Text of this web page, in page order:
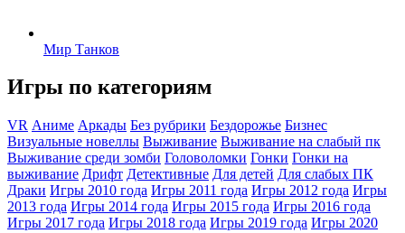
Мир Танков
Игры по категориям
VR Аниме Аркады Без рубрики Бездорожье Бизнес
Визуальные новеллы Выживание Выживание на слабый пк
Выживание среди зомби Головоломки Гонки Гонки на
выживание Дрифт Детективные Для детей Для слабых ПК
Драки Игры 2010 года Игры 2011 года Игры 2012 года Игры
2013 года Игры 2014 года Игры 2015 года Игры 2016 года
Игры 2017 года Игры 2018 года Игры 2019 года Игры 2020